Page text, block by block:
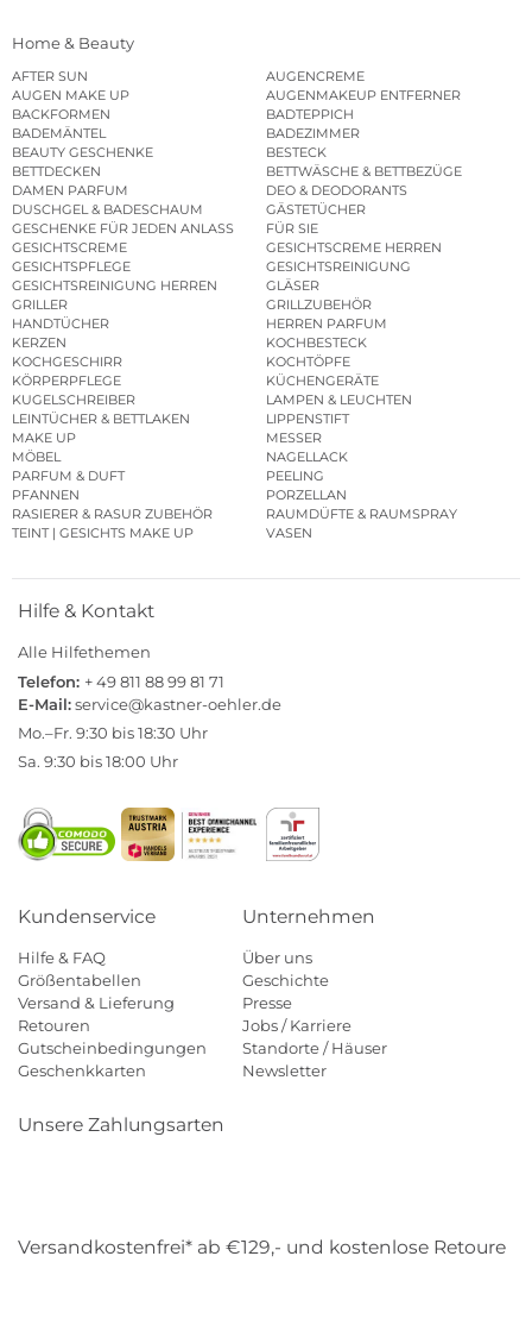
Home & Beauty
AFTER SUN
AUGENCREME
AUGEN MAKE UP
AUGENMAKEUP ENTFERNER
BACKFORMEN
BADTEPPICH
BADEMÄNTEL
BADEZIMMER
BEAUTY GESCHENKE
BESTECK
BETTDECKEN
BETTWÄSCHE & BETTBEZÜGE
DAMEN PARFUM
DEO & DEODORANTS
DUSCHGEL & BADESCHAUM
GÄSTETÜCHER
GESCHENKE FÜR JEDEN ANLASS
FÜR SIE
GESICHTSCREME
GESICHTSCREME HERREN
GESICHTSPFLEGE
GESICHTSREINIGUNG
GESICHTSREINIGUNG HERREN
GLÄSER
GRILLER
GRILLZUBEHÖR
HANDTÜCHER
HERREN PARFUM
KERZEN
KOCHBESTECK
KOCHGESCHIRR
KOCHTÖPFE
KÖRPERPFLEGE
KÜCHENGERÄTE
KUGELSCHREIBER
LAMPEN & LEUCHTEN
LEINTÜCHER & BETTLAKEN
LIPPENSTIFT
MAKE UP
MESSER
MÖBEL
NAGELLACK
PARFUM & DUFT
PEELING
PFANNEN
PORZELLAN
RASIERER & RASUR ZUBEHÖR
RAUMDÜFTE & RAUMSPRAY
TEINT | GESICHTS MAKE UP
VASEN
Hilfe & Kontakt
Alle Hilfethemen
Telefon: + 49 811 88 99 81 71
E-Mail:service@kastner-oehler.de
Mo.–Fr. 9:30 bis 18:30 Uhr
Sa. 9:30 bis 18:00 Uhr
Kundenservice
Hilfe & FAQ
Größentabellen
Versand & Lieferung
Retouren
Gutscheinbedingungen
Geschenkkarten
Unternehmen
Über uns
Geschichte
Presse
Jobs / Karriere
Standorte / Häuser
Newsletter
Unsere Zahlungsarten
Versandkostenfrei* ab €129,- und kostenlose Retoure